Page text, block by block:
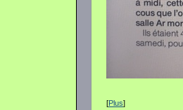
[Plus]